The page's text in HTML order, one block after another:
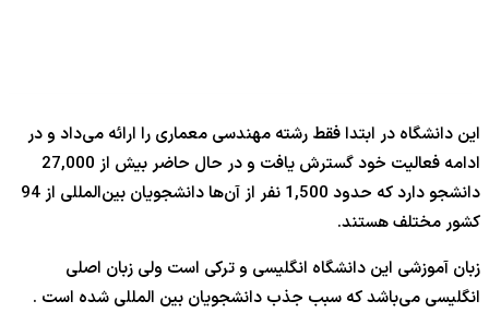
این دانشگاه در ابتدا فقط رشته مهندسی معماری را ارائه می‌داد و در
ادامه فعالیت خود گسترش یافت و در حال حاضر بیش از 27,000
دانشجو دارد که حدود 1,500 نفر از آن‌ها دانشجویان بین‌المللی از 94
کشور مختلف هستند.
زبان آموزشی این دانشگاه انگلیسی و ترکی است ولی زبان اصلی
انگلیسی می‌باشد که سبب جذب دانشجویان بین المللی شده است .